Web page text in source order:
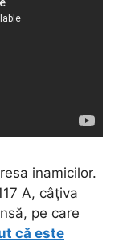
inamicilor.
A, câţiva
pe care
că este